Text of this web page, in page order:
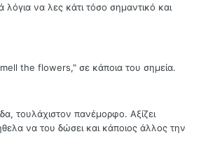
να λες κάτι τόσο σημαντικό και
the flowers," σε κάποια του σημεία.
τουλάχιστον πανέμορφο. Αξίζει
να του δώσει και κάποιος άλλος την